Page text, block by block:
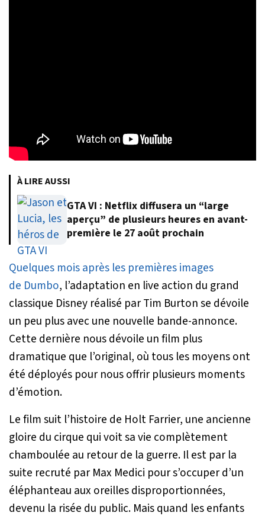
À LIRE AUSSI
GTA VI : Netflix diffusera un “large
aperçu” de plusieurs heures en avant-
première le 27 août prochain
Quelques mois après les premières images
de Dumbo, l’adaptation en live action du grand
classique Disney réalisé par Tim Burton se dévoile
un peu plus avec une nouvelle bande-annonce.
Cette dernière nous dévoile un film plus
dramatique que l’original, où tous les moyens ont
été déployés pour nous offrir plusieurs moments
d’émotion.
Le film suit l’histoire de Holt Farrier, une ancienne
gloire du cirque qui voit sa vie complètement
chamboulée au retour de la guerre. Il est par la
suite recruté par Max Medici pour s’occuper d’un
éléphanteau aux oreilles disproportionnées,
devenu la risée du public. Mais quand les enfants